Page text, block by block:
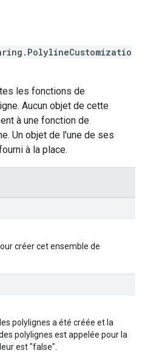
. PolylineCustomizatio
les fonctions de
Aucun objet de cette
à une fonction de
Un objet de l'une de ses
à la place.
créer cet ensemble de
polylignes a été créée et la
polylignes est appelée pour la
est "false".